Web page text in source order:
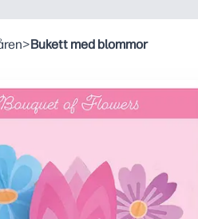
>Bukett med blommor